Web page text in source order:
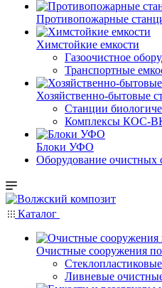
Противопожарные
Химстойкие емкости
Газоочистное
Транспортные
Хозяйственно-бытовые
Станции
Комплексы КОС-
Блоки УФО
Оборудование очистных
Каталог
Очистные сооружения
Ливневые